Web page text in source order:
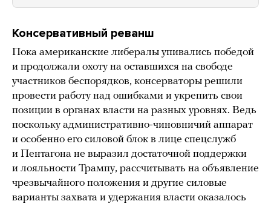
Консервативный реванш
Пока американские либералы упивались победой
и продолжали охоту на оставшихся на свободе
участников беспорядков, консерваторы решили
провести работу над ошибками и укрепить свои
позиции в органах власти на разных уровнях. Ведь
поскольку административно-чиновничий аппарат
и особенно его силовой блок в лице спецслужб
и Пентагона не выразил достаточной поддержки
и лояльности Трампу, рассчитывать на объявление
чрезвычайного положения и другие силовые
варианты захвата и удержания власти оказалось